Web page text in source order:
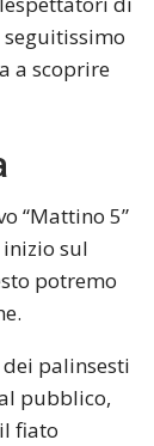
a scoprire
“Mattino 5”
sul
potremo
palinsesti
pubblico,
fiato